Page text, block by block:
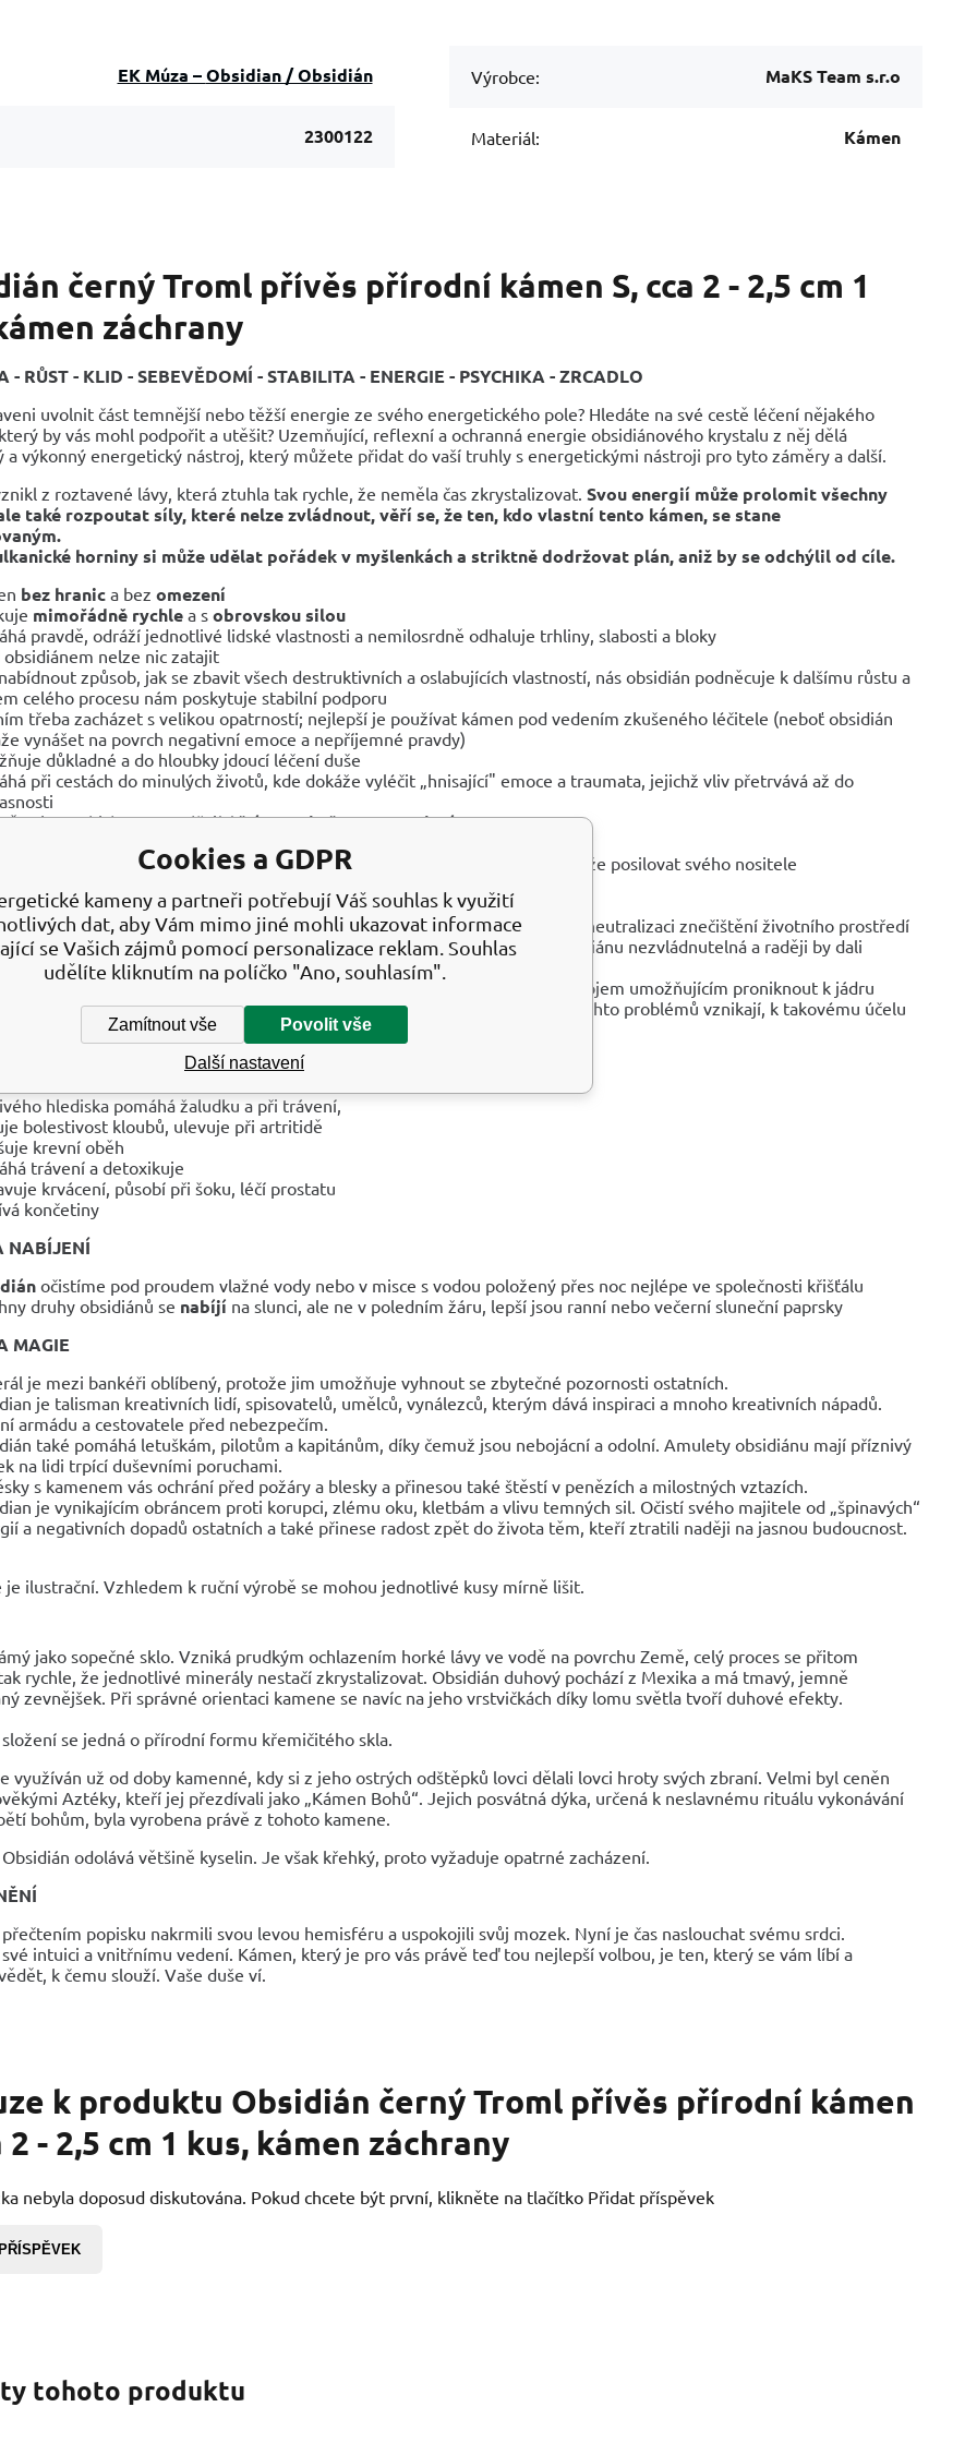
EK Múza – Obsidian / Obsidián
2300122
Výrobce: MaKS Team s.r.o
Materiál: Kámen
černý Troml přívěs přírodní kámen S, cca 2 - 2,5 cm 1
záchrany
- RŮST - KLID - SEBEVĚDOMÍ - STABILITA - ENERGIE - PSYCHIKA - ZRCADLO
uvolnit část temnější nebo těžší energie ze svého energetického pole? Hledáte na své cestě léčení nějakého
by vás mohl podpořit a utěšit? Uzemňující, reflexní a ochranná energie obsidiánového krystalu z něj dělá
a výkonný energetický nástroj, který můžete přidat do vaší truhly s energetickými nástroji pro tyto záměry a další.
z roztavené lávy, která ztuhla tak rychle, že neměla čas zkrystalizovat. Svou energií může prolomit všechny
také rozpoutat síly, které nelze zvládnout, věří se, že ten, kdo vlastní tento kámen, se stane
horniny si může udělat pořádek v myšlenkách a striktně dodržovat plán, aniž by se odchýlil od cíle.
bez hranic a bez omezení
mimořádně rychle a s obrovskou silou
pravdě, odráží jednotlivé lidské vlastnosti a nemilosrdně odhaluje trhliny, slabosti a bloky
obsidiánem nelze nic zatajit
způsob, jak se zbavit všech destruktivních a oslabujících vlastností, nás obsidián podněcuje k dalšímu růstu a
celého procesu nám poskytuje stabilní podporu
třeba zacházet s velikou opatrností; nejlepší je používat kámen pod vedením zkušeného léčitele (neboť obsidián
vynášet na povrch negativní emoce a nepříjemné pravdy)
důkladné a do hloubky jdoucí léčení duše
při cestách do minulých životů, kde dokáže vyléčit „hnisající" emoce a traumata, jejichž vliv přetrvává až do
ochranný kámen vytvářejícíštít proti všemu negativnímu
negativní energii z okolního prostředí a ve chvílích, kdy je to třeba, dokáže posilovat svého nositele
zablokovat duševní útoky a odstraňuje negativní duchovní vlivy
kus obsidiánu může být vysoce účinný při blokování geopatogenních zón a neutralizaci znečištění životního prostředí
má sklon odkrývat pravdu, pro mnoho lidí může být příliš velká síla obsidiánu nezvládnutelná a raději by dali
jemněji působícím kamenům
terapeuty a poradce je mimořádně účinný pomocník, neboť není pouze nástrojem umožňujícím proniknout k jádru
ale rovněž kamenem schopným odebírat energie, které v důsledku těchto problémů vznikají, k takovému účelu
hodí černý nebo mahagonový obsidián
hlediska pomáhá žaludku a při trávení,
bolestivost kloubů, ulevuje při artritidě
krevní oběh
trávení a detoxikuje
krvácení, působí při šoku, léčí prostatu
končetiny
NABÍJENÍ
očistíme pod proudem vlažné vody nebo v misce s vodou položený přes noc nejlépe ve společnosti křišťálu
druhy obsidiánů se nabíjí na slunci, ale ne v poledním žáru, lepší jsou ranní nebo večerní sluneční paprsky
MAGIE
je mezi bankéři oblíbený, protože jim umožňuje vyhnout se zbytečné pozornosti ostatních.
je talisman kreativních lidí, spisovatelů, umělců, vynálezců, kterým dává inspiraci a mnoho kreativních nápadů.
armádu a cestovatele před nebezpečím.
také pomáhá letuškám, pilotům a kapitánům, díky čemuž jsou nebojácní a odolní. Amulety obsidiánu mají příznivý
na lidi trpící duševními poruchami.
s kamenem vás ochrání před požáry a blesky a přinesou také štěstí v penězích a milostných vztazích.
je vynikajícím obráncem proti korupci, zlému oku, kletbám a vlivu temných sil. Očistí svého majitele od „špinavých“
a negativních dopadů ostatních a také přinese radost zpět do života těm, kteří ztratili naději na jasnou budoucnost.
ilustrační. Vzhledem k ruční výrobě se mohou jednotlivé kusy mírně lišit.
jako sopečné sklo. Vzniká prudkým ochlazením horké lávy ve vodě na povrchu Země, celý proces se přitom
rychle, že jednotlivé minerály nestačí zkrystalizovat. Obsidián duhový pochází z Mexika a má tmavý, jemně
zevnějšek. Při správné orientaci kamene se navíc na jeho vrstvičkách díky lomu světla tvoří duhové efekty.
se jedná o přírodní formu křemičitého skla.
využíván už od doby kamenné, kdy si z jeho ostrých odštěpků lovci dělali lovci hroty svých zbraní. Velmi byl ceněn
Aztéky, kteří jej přezdívali jako „Kámen Bohů“. Jejich posvátná dýka, určená k neslavnému rituálu vykonávání
bohům, byla vyrobena právě z tohoto kamene.
Obsidián odolává většině kyselin. Je však křehký, proto vyžaduje opatrné zacházení.
popisku nakrmili svou levou hemisféru a uspokojili svůj mozek. Nyní je čas naslouchat svému srdci.
intuici a vnitřnímu vedení. Kámen, který je pro vás právě teď tou nejlepší volbou, je ten, který se vám líbí a
k čemu slouží. Vaše duše ví.
k produktu Obsidián černý Troml přívěs přírodní kámen
2 - 2,5 cm 1 kus, kámen záchrany
nebyla doposud diskutována. Pokud chcete být první, klikněte na tlačítko Přidat příspěvek
tohoto produktu
Cookies a GDPR
kameny a partneři potřebují Váš souhlas k využití
dat, aby Vám mimo jiné mohli ukazovat informace
se Vašich zájmů pomocí personalizace reklam. Souhlas
udělíte kliknutím na políčko "Ano, souhlasím".
Zamítnout vše Povolit vše
Další nastavení